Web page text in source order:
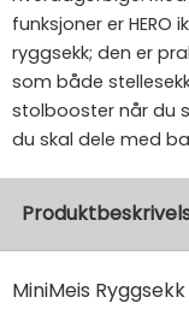
funksjoner er HERO
ryggsekk; den er
som både
stolbooster når du
du skal dele med
MiniMeis